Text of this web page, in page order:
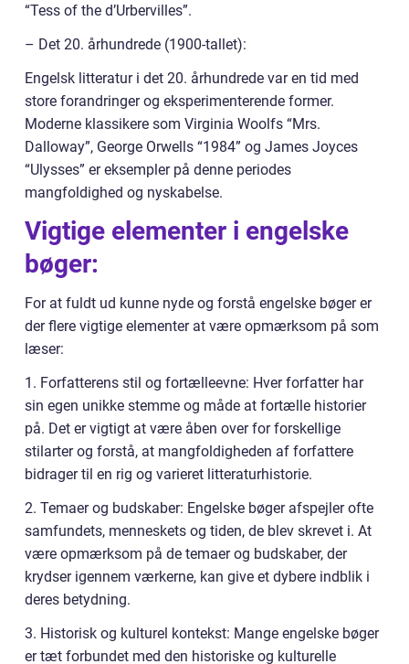
“Tess of the d’Urbervilles”.
– Det 20. århundrede (1900-tallet):
Engelsk litteratur i det 20. århundrede var en tid med
store forandringer og eksperimenterende former.
Moderne klassikere som Virginia Woolfs “Mrs.
Dalloway”, George Orwells “1984” og James Joyces
“Ulysses” er eksempler på denne periodes
mangfoldighed og nyskabelse.
Vigtige elementer i engelske
bøger:
For at fuldt ud kunne nyde og forstå engelske bøger er
der flere vigtige elementer at være opmærksom på som
læser:
1. Forfatterens stil og fortælleevne: Hver forfatter har
sin egen unikke stemme og måde at fortælle historier
på. Det er vigtigt at være åben over for forskellige
stilarter og forstå, at mangfoldigheden af forfattere
bidrager til en rig og varieret litteraturhistorie.
2. Temaer og budskaber: Engelske bøger afspejler ofte
samfundets, menneskets og tiden, de blev skrevet i. At
være opmærksom på de temaer og budskaber, der
krydser igennem værkerne, kan give et dybere indblik i
deres betydning.
3. Historisk og kulturel kontekst: Mange engelske bøger
er tæt forbundet med den historiske og kulturelle